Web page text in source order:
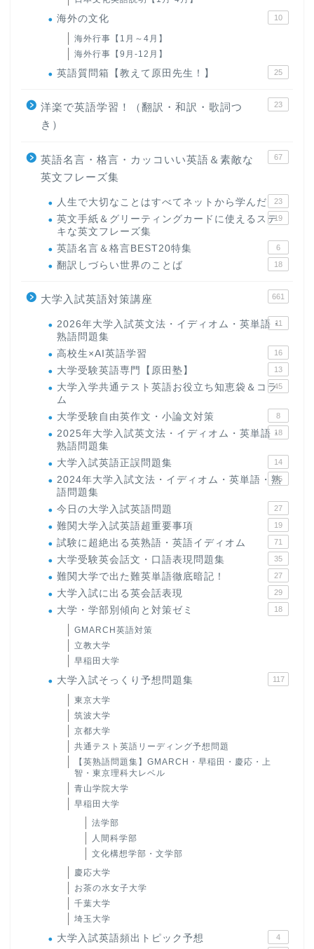
海外の文化 10
海外行事【1月～4月】
海外行事【9月-12月】
英語質問箱【教えて原田先生！】 25
洋楽で英語学習！（翻訳・和訳・歌詞つ
き）
23
英語名言・格言・カッコいい英語＆素敵な
英文フレーズ集
67
人生で大切なことはすべてネットから学んだ 23
英文手紙＆グリーティングカードに使えるステ
キな英文フレーズ集
19
英語名言＆格言BEST20特集 6
翻訳しづらい世界のことば 18
大学入試英語対策講座 661
2026年大学入試英文法・イディオム・英単語・
熟語問題集
11
高校生×AI英語学習 16
大学受験英語専門【原田塾】 13
大学入学共通テスト英語お役立ち知恵袋＆コラ
ム
45
大学受験自由英作文・小論文対策 8
2025年大学入試英文法・イディオム・英単語・
熟語問題集
18
大学入試英語正誤問題集 14
2024年大学入試文法・イディオム・英単語・熟
語問題集
15
今日の大学入試英語問題 27
難関大学入試英語超重要事項 19
試験に超絶出る英熟語・英語イディオム 71
大学受験英会話文・口語表現問題集 35
難関大学で出た難英単語徹底暗記！ 27
大学入試に出る英会話表現 29
大学・学部別傾向と対策ゼミ 18
GMARCH英語対策
立教大学
早稲田大学
大学入試そっくり予想問題集 117
東京大学
筑波大学
京都大学
共通テスト英語リーディング予想問題
【英熟語問題集】GMARCH・早稲田・慶応・上
智・東京理科大レベル
青山学院大学
早稲田大学
法学部
人間科学部
文化構想学部・文学部
慶応大学
お茶の水女子大学
千葉大学
埼玉大学
大学入試英語頻出トピック予想 4